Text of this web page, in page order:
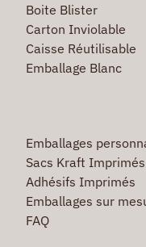
Boite Blister
Carton Inviolable
Caisse Réutilisable
Emballage Blanc
Emballages
Sacs Kraft Imprimés
Adhésifs Imprimés
Emballages sur
FAQ